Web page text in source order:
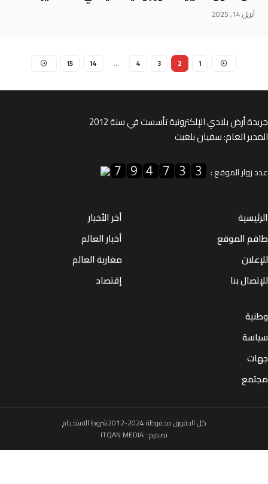
أبريل 14, 2025
أرض بلادي الإلكترونية تأسست في سنة 2012
العام: سفيان بلغيت
الموقع :
الموقع
بنا
أخر الأخبار
أخبار العالم
مغاربة العالم
إقتصاد
كل الحقوق محفوظة 2024-2012
شروط الاستخدام
تصميم :ITQAN MEDIA